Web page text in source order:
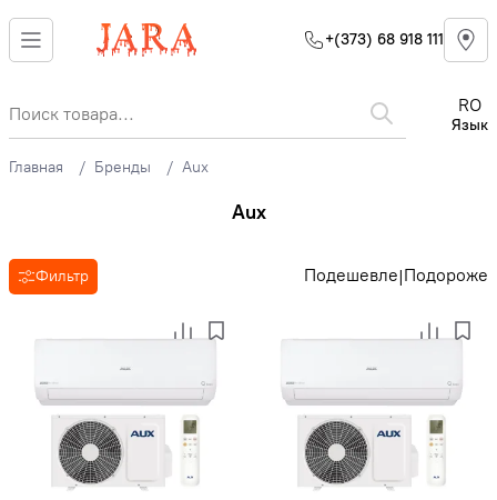
+(373) 68 918 111
RO
Язык
Главная Бренды Aux
Aux
Фильтр Подешевле|Подороже